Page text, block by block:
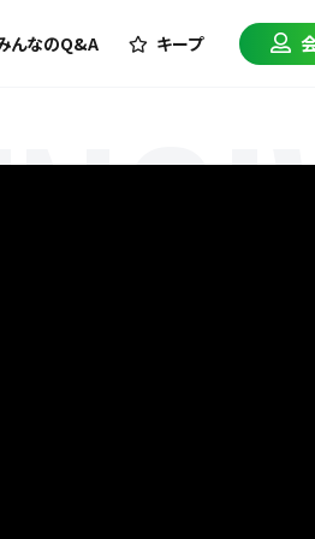
んなのQ&A キープ